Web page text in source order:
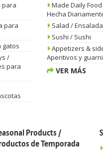
para
para
gatos
/
para
Made Daily
Hecha
Salad / Ensalada
Sushi / Sushi
Appetizers &
Aperitivos y
VER MÁS
Products /
de Temporada